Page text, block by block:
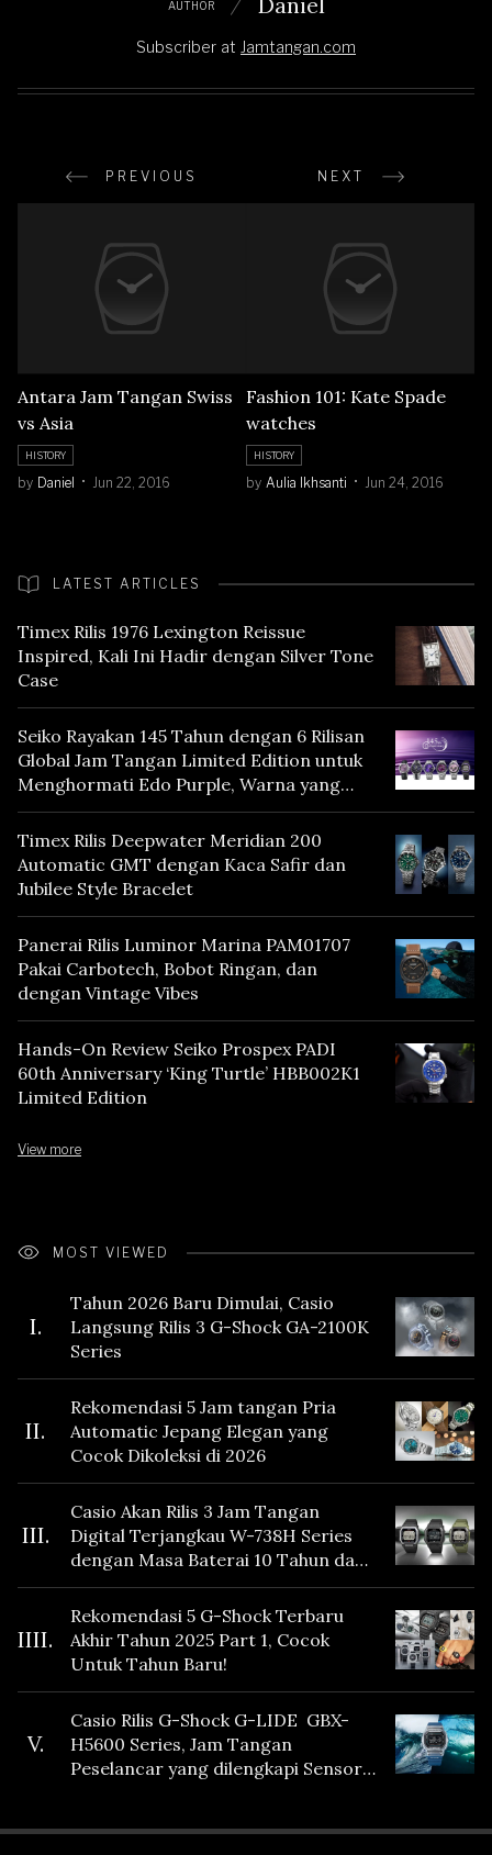
AUTHOR
Subscriber at Jamtangan.com
PREVIOUS NEXT
Antara Jam Tangan Swiss
vs Asia
HISTORY
by Daniel Jun 22, 2016
Fashion 101: Kate Spade
watches
HISTORY
by Aulia Ikhsanti Jun 24, 2016
LATEST ARTICLES
Timex Rilis 1976 Lexington Reissue
Inspired, Kali Ini Hadir dengan Silver Tone
Case
Seiko Rayakan 145 Tahun dengan 6 Rilisan
Global Jam Tangan Limited Edition untuk
Menghormati Edo Purple, Warna yang
Mencerminkan Warisan Tokyo
Timex Rilis Deepwater Meridian 200
Automatic GMT dengan Kaca Safir dan
Jubilee Style Bracelet
Panerai Rilis Luminor Marina PAM01707
Pakai Carbotech, Bobot Ringan, dan
dengan Vintage Vibes
Hands-On Review Seiko Prospex PADI
60th Anniversary ‘King Turtle’ HBB002K1
Limited Edition
View more
MOST VIEWED
I.
Tahun 2026 Baru Dimulai, Casio
Langsung Rilis 3 G-Shock GA-2100K
Series
II.
Rekomendasi 5 Jam tangan Pria
Automatic Jepang Elegan yang
Cocok Dikoleksi di 2026
III.
Casio Akan Rilis 3 Jam Tangan
Digital Terjangkau W-738H Series
dengan Masa Baterai 10 Tahun dan
Fitur Vibration
IIII.
Rekomendasi 5 G-Shock Terbaru
Akhir Tahun 2025 Part 1, Cocok
Untuk Tahun Baru!
V.
Casio Rilis G-Shock G-LIDE GBX-
H5600 Series, Jam Tangan
Peselancar yang dilengkapi Sensor